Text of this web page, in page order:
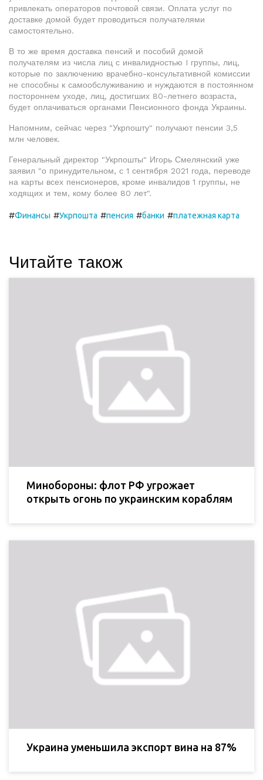
привлекать операторов почтовой связи. Оплата услуг по
доставке домой будет проводиться получателями
самостоятельно.
В то же время доставка пенсий и пособий домой
получателям из числа лиц с инвалидностью I группы, лиц,
которые по заключению врачебно-консультативной комиссии
не способны к самообслуживанию и нуждаются в постоянном
постороннем уходе, лиц, достигших 80-летнего возраста,
будет оплачиваться органами Пенсионного фонда Украины.
Напомним, сейчас через "Укрпошту" получают пенсии 3,5
млн человек.
Генеральный директор "Укрпошты" Игорь Смелянский уже
заявил "о принудительном, с 1 сентября 2021 года, переводе
на карты всех пенсионеров, кроме инвалидов 1 группы, не
ходящих и тем, кому более 80 лет".
#Финансы #Укрпошта #пенсия #банки #платежная карта
Читайте також
Минобороны: флот РФ угрожает
открыть огонь по украинским кораблям
Украина уменьшила экспорт вина на 87%